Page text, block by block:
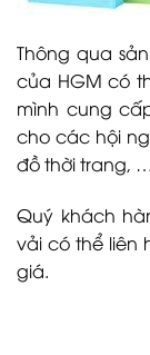
Thông qua
của HGM có
mình cung
cho các hội
đồ thời trang, …
Quý khách
vải có thể liên
giá.